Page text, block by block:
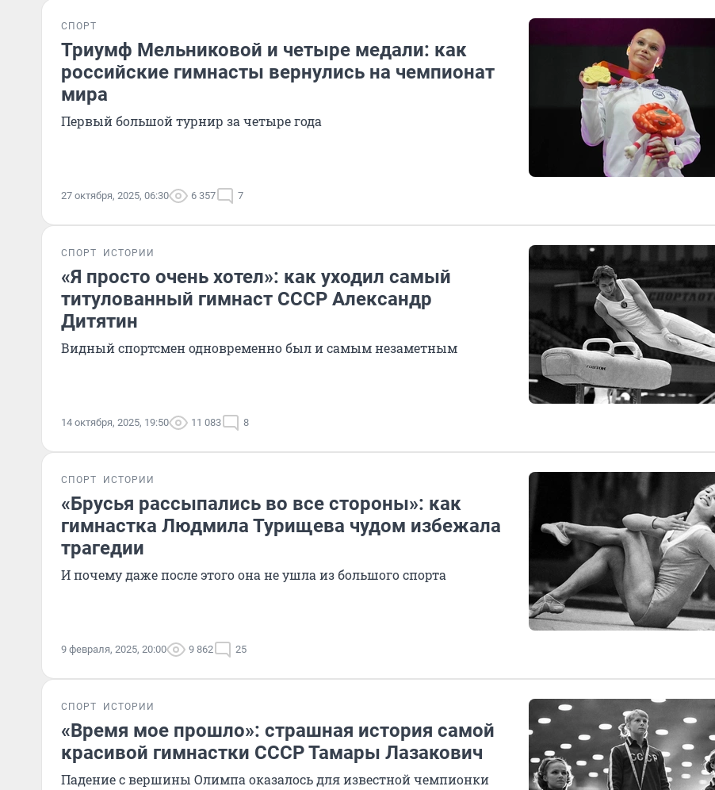
СПОРТ
Триумф Мельниковой и четыре медали: как
российские гимнасты вернулись на чемпионат
мира
Первый большой турнир за четыре года
27 октября, 2025, 06:30 6 357 7
СПОРТ ИСТОРИИ
«Я просто очень хотел»: как уходил самый
титулованный гимнаст СССР Александр
Дитятин
Видный спортсмен одновременно был и самым незаметным
14 октября, 2025, 19:50 11 083 8
СПОРТ ИСТОРИИ
«Брусья рассыпались во все стороны»: как
гимнастка Людмила Турищева чудом избежала
трагедии
И почему даже после этого она не ушла из большого спорта
9 февраля, 2025, 20:00 9 862 25
СПОРТ ИСТОРИИ
«Время мое прошло»: страшная история самой
красивой гимнастки СССР Тамары Лазакович
Падение с вершины Олимпа оказалось для известной чемпионки